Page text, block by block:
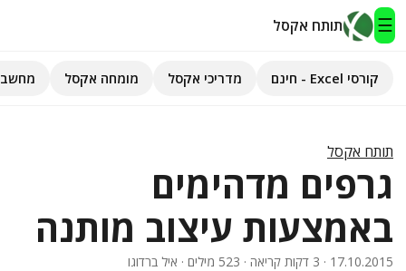
☰ תותח אקסל
מדריכי אקסל
השירותים שלנו
קורסי Excel - חינם מדריכי אקסל מומחה אקסל
תותח אקסל
גרפים מדהימים
באמצעות עיצוב מותנה
17.10.2015 · 3 דקות קריאה · 523 מילים · איל ברדוגו